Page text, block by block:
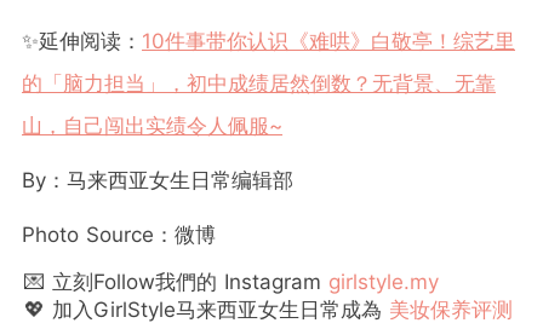
✨延伸阅读： 10件事带你认识《难哄》白敬亭！综艺里
的「脑力担当」，初中成绩居然倒数？无背景、无靠
山，自己闯出实绩令人佩服~
By：马来西亚女生日常编辑部
Photo Source：微博
💌 立刻Follow我們的 Instagram girlstyle.my
💖 加入GirlStyle马来西亚女生日常成為 美妆保养评测